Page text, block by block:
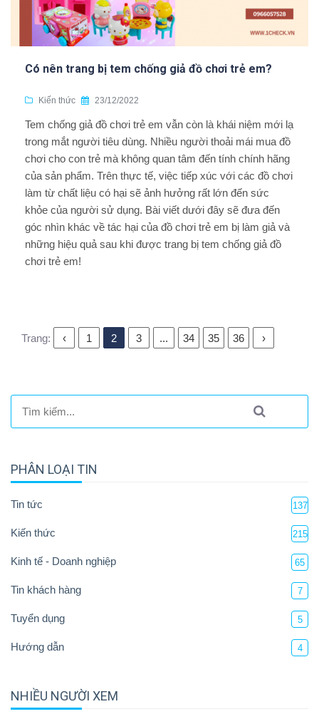
Có nên trang bị tem chống giả đồ chơi trẻ em?
Kiến thức 23/12/2022
Tem chống giả đồ chơi trẻ em vẫn còn là khái niệm mới lạ
trong mắt người tiêu dùng. Nhiều người thoải mái mua đồ
chơi cho con trẻ mà không quan tâm đến tính chính hãng
của sản phẩm. Trên thực tế, việc tiếp xúc với các đồ chơi
làm từ chất liệu có hại sẽ ảnh hưởng rất lớn đến sức
khỏe của người sử dụng. Bài viết dưới đây sẽ đưa đến
góc nhìn khác về tác hại của đồ chơi trẻ em bị làm giả và
những hiệu quả sau khi được trang bị tem chống giả đồ
chơi trẻ em!
Trang: ‹ 1 2 3 ... 34 35 36 ›
PHÂN LOẠI TIN
Tin tức 137
Kiến thức 215
Kinh tế - Doanh nghiệp 65
Tin khách hàng 7
Tuyển dụng 5
Hướng dẫn 4
NHIỀU NGƯỜI XEM